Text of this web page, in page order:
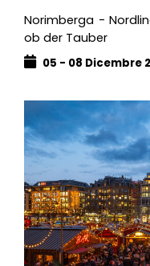
Norimberga -
ob der Tauber
05 - 08 Dicembre